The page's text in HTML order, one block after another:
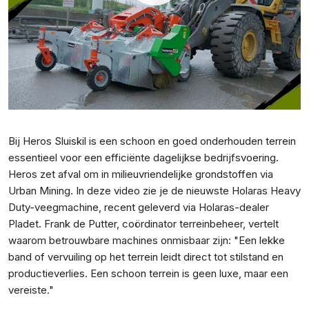
Bij Heros Sluiskil is een schoon en goed onderhouden terrein
essentieel voor een efficiënte dagelijkse bedrijfsvoering.
Heros zet afval om in milieuvriendelijke grondstoffen via
Urban Mining. In deze video zie je de nieuwste Holaras Heavy
Duty-veegmachine, recent geleverd via Holaras-dealer
Pladet. Frank de Putter, coördinator terreinbeheer, vertelt
waarom betrouwbare machines onmisbaar zijn: "Een lekke
band of vervuiling op het terrein leidt direct tot stilstand en
productieverlies. Een schoon terrein is geen luxe, maar een
vereiste."